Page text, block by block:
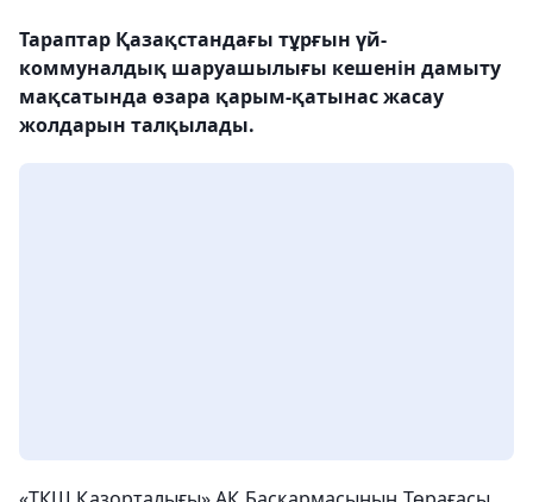
Тараптар Қазақстандағы тұрғын үй-
коммуналдық шаруашылығы кешенін дамыту
мақсатында өзара қарым-қатынас жасау
жолдарын талқылады.